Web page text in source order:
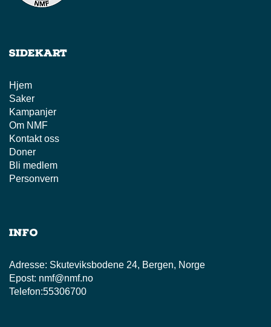
Sidekart
Hjem
Saker
Kampanjer
Om NMF
Kontakt oss
Doner
Bli medlem
Personvern
Info
Adresse: Skuteviksbodene 24, Bergen, Norge
Epost: nmf@nmf.no
Telefon:55306700